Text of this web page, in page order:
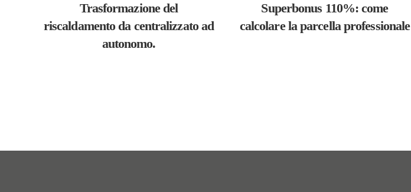
Trasformazione del
riscaldamento da centralizzato ad
autonomo.
Superbonus 110%: come
calcolare la parcella professionale